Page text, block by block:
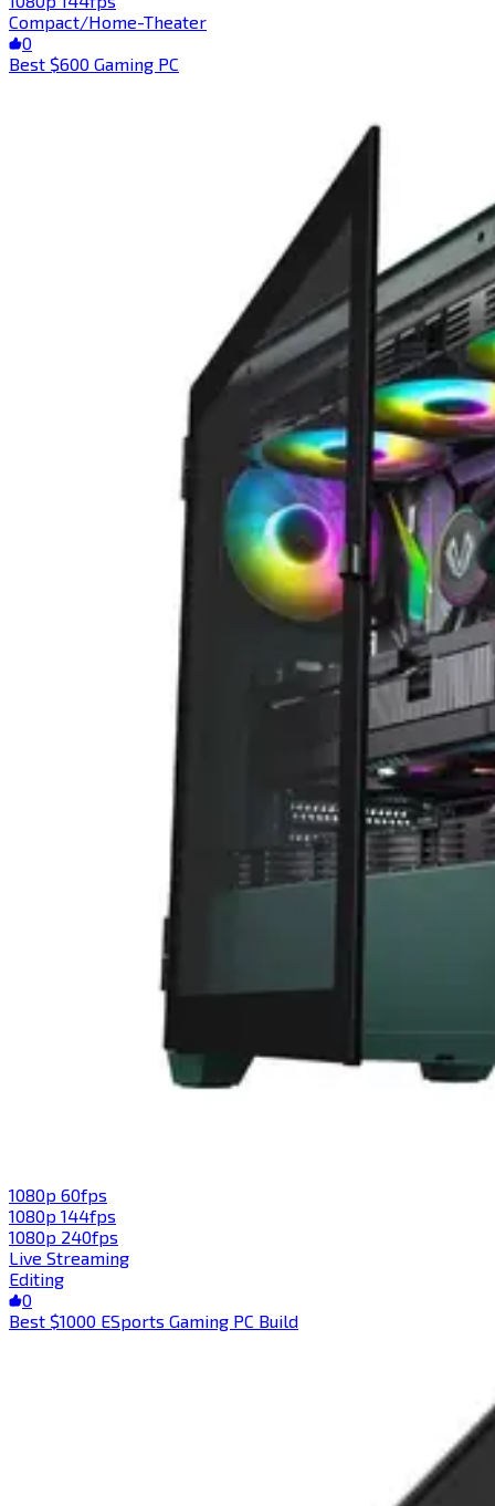
Compact/Home-Theater​​​​‌ ‍ ​‍​‍‌‍ ‌ ​‍‌‍‍‌‌‍‌ ‌‍‍‌‌‍ ‍​‍​‍​ ‍‍​‍​‍‌ ​ ‌‍​‌‌‍ ‍‌‍‍‌‌ ‌​‌ ‍‌​‍ ‍‌‍‍‌‌‍ ​‍​‍​‍ ​​‍​‍‌‍‍​‌ ​‍‌‍‌‌‌‍‌‍​‍​‍​ ‍‍​‍​‍​‍ ‌‍​‌‌‍‌​‌‍ ‌‌‍‍‌‌‍ ‍​‍ ‌‍‍‌‌‍ ‍‌ ‌​‌‍‌‌‌‍ ‍‌ ‌​​‍ ‌‍‌‌‌‍‌​‌‍‍‌‌ ‌​​‍ ‌‍ ‌‌‍ ‌‍‌​‌‍‌‌​ ‌‌ ​​‌ ​‍‌‍‌‌‌ ​ ‌‍‌‌‌‍ ‍‌ ‌​‌‍​‌‌ ‌​‌‍‍‌‌‍ ‌‍ ‍​ ‍ ‌‍‍‌‌‍‌​​ ‌​ ​‌​ ​‌​ ​‍‌‍​‍​ ‍​‌‍​‍‌‍​‍​ ‌​​‍ ‌‌‍​ ​ ​‍‌‍‌‍​ ​​​‍ ‌​ ‌​​ ​‍​ ‌‍‌‍‌‍​‍ ‌‌‍​‍‌‍​ ​ ​ ‌‍​‌​‍ ‌‌‍‌‍​ ​ ‌‍​ ​ ​​‌‍‌‌‌‍​ ​ ​​​ ‌ ‌‍​‍‌‍‌‌‌‍​‌‌‍​‌​ ‍ ‌ ‌​‌ ‍‌‌ ​​‌‍‌‌​ ‌‌ ‌​‌‍​‌‌‍‌ ​ ‍ ‌ ​​‌‍​‌‌ ‌​‌‍‍​​ ‌‌‍ ‍‌‍​‌‌‍ ‌‌‍‌‌​ ‌‍​‍‌‍​‌‌ ​ ‌‍‌‌‌‌‌‌‌ ​‍‌‍ ​​ ‌​‍‌‌​ ​‍‌​‌‍‌‍​‌‌‍‌​‌‍ ‌‌‍‍‌‌‍ ‍​‍‌‍‌‍‍‌‌‍‌​​ ‌​ ​‌​ ​‌​ ​‍‌‍​‍​ ‍​‌‍​‍‌‍​‍​ ‌​​‍ ‌‌‍​ ​ ​‍‌‍‌‍​ ​​​‍ ‌​ ‌​​ ​‍​ ‌‍‌‍‌‍​‍ ‌‌‍​‍‌‍​ ​ ​ ‌‍​‌​‍ ‌‌‍‌‍​ ​ ‌‍​ ​ ​​‌‍‌‌‌‍​ ​ ​​​ ‌ ‌‍​‍‌‍‌‌‌‍​‌‌‍​‌​‍‌‍‌ ‌​‌ ‍‌‌ ​​‌‍‌‌​ ‌‌ ‌​‌‍​‌‌‍‌ ​‍‌‍‌ ​​‌‍​‌‌ ‌​‌‍‍​​ ‌‌‍ ‍‌‍​‌‌‍ ‌‌‍‌‌​‍‌‍‌ ​​‌‍‌‌‌ ​‍‌ ​ ‌ ​​‌‍‌‌‌‍​ ‌ ‌​‌‍‍‌‌ ‌‍‌‍‌‌​ ‌‌ ​​‌ ‌‌‌‍​‍‌‍ ​‌‍‍‌‌ ​ ‌‍‍​‌‍‌‌‌‍‌​​‍​‍‌ ‌
0
Best $600 Gaming PC​​​​‌ ‍ ​‍​‍‌‍ ‌ ​‍‌‍‍‌‌‍‌ ‌‍‍‌‌‍ ‍​‍​‍​ ‍‍​‍​‍‌ ​ ‌‍​‌‌‍ ‍‌‍‍‌‌ ‌​‌ ‍‌​‍ ‍‌‍‍‌‌‍ ​‍​‍​‍ ​​‍​‍‌‍‍​‌ ​‍‌‍‌‌‌‍‌‍​‍​‍​ ‍‍​‍​‍​‍ ‌‍​‌‌‍‌​‌‍ ‌‌‍‍‌‌‍ ‍​‍ ‌‍‍‌‌‍ ‍‌ ‌​‌‍‌‌‌‍ ‍‌ ‌​​‍ ‌‍‌‌‌‍‌​‌‍‍‌‌ ‌​​‍ ‌‍ ‌‌‍ ‌‍‌​‌‍‌‌​ ‌‌ ​​‌ ​‍‌‍‌‌‌ ​ ‌‍‌‌‌‍ ‍‌ ‌​‌‍​‌‌ ‌​‌‍‍‌‌‍ ‌‍ ‍​ ‍ ‌‍‍‌‌‍‌​​ ‌​ ‌​​ ‌ ​ ‌ ‌‍​‌​ ​‌​ ‌‍​ ‌​​ ​ ​‍ ‌​ ‍‌​ ​‍‌‍​‍‌‍‌​​‍ ‌​ ‌​​ ‌‍​ ​​​ ​ ​‍ ‌‌‍​‍​ ‍​​ ​‌​ ‌‍​‍ ‌​ ​‌​ ​‌​ ‌‍‌‍‌​​ ‌‌‌‍‌‍‌‍​ ​ ​‍​ ​ ‌‍‌‍​ ‍​​ ‍‌​ ‍ ‌ ‌​‌ ‍‌‌ ​​‌‍‌‌​ ‌‌‍​‍‌ ‌‌‌‍‍‌‌‍ ​‌‍‌​​ ‍ ‌ ​​‌‍​‌‌ ‌​‌‍‍​​ ‌‌‍‍‌​ ​‌​ ‍​‌‍ ‍‌‌ ‌‍ ‍‌‍​‌‌‍ ‌‌‍‌‌​‍‌‌​ ‌‌‌​​‍‌‌ ‌‍‍ ‌‍‌‌‌ ‍‌​‍‌‌​ ​ ‌​‌​​‍‌‌​ ​ ‌​‌​​‍‌‌​ ​‍​ ​‍‌‍‌‌‌‍ ‍​‍‌‌​ ​‍​ ​‍​‍‌‌​ ‌‌‌​‌​​‍ ‍‌ ‌‍‌‍​‌‌‍ ​‌ ‌‌‌‍‌‌​ ‌‍​‍‌‍​‌‌ ​ ‌‍‌‌‌‌‌‌‌ ​‍‌‍ ​​ ‌​‍‌‌​ ​‍‌​‌‍‌‍​‌‌‍‌​‌‍ ‌‌‍‍‌‌‍ ‍​‍‌‍‌‍‍‌‌‍‌​​ ‌​ ‌​​ ‌ ​ ‌ ‌‍​‌​ ​‌​ ‌‍​ ‌​​ ​ ​‍ ‌​ ‍‌​ ​‍‌‍​‍‌‍‌​​‍ ‌​ ‌​​ ‌‍​ ​​​ ​ ​‍ ‌‌‍​‍​ ‍​​ ​‌​ ‌‍​‍ ‌​ ​‌​ ​‌​ ‌‍‌‍‌​​ ‌‌‌‍‌‍‌‍​ ​ ​‍​ ​ ‌‍‌‍​ ‍​​ ‍‌​‍‌‍‌ ‌​‌ ‍‌‌ ​​‌‍‌‌​ ‌‌‍​‍‌ ‌‌‌‍‍‌‌‍ ​‌‍‌​​‍‌‍‌ ​​‌‍​‌‌ ‌​‌‍‍​​ ‌‌‍‍‌​ ​‌​ ‍​‌‍ ‍‌‌ ‌‍ ‍‌‍​‌‌‍ ‌‌‍‌‌​‍‌‌​ ‌‌‌​​‍‌‌ ‌‍‍ ‌‍‌‌‌ ‍‌​‍‌‌​ ​ ‌​‌​​‍‌‌​ ​ ‌​‌​​‍‌‌​ ​‍​ ​‍‌‍‌‌‌‍ ‍​‍‌‌​ ​‍​ ​‍​‍‌‌​ ‌‌‌​‌​​‍ ‍‌ ‌‍‌‍​‌‌‍ ​‌ ‌‌‌‍‌‌​‍‌‍‌ ​​‌‍‌‌‌ ​‍‌ ​ ‌ ​​‌‍‌‌‌‍​ ‌ ‌​‌‍‍‌‌ ‌‍‌‍‌‌​ ‌‌ ​​‌ ‌‌‌‍​‍‌‍ ​‌‍‍‌‌ ​ ‌‍‍​‌‍‌‌‌‍‌​​‍​‍‌ ‌
1080p 60fps​​​​‌ ‍ ​‍​‍‌‍ ‌ ​‍‌‍‍‌‌‍‌ ‌‍‍‌‌‍ ‍​‍​‍​ ‍‍​‍​‍‌ ​ ‌‍​‌‌‍ ‍‌‍‍‌‌ ‌​‌ ‍‌​‍ ‍‌‍‍‌‌‍ ​‍​‍​‍ ​​‍​‍‌‍‍​‌ ​‍‌‍‌‌‌‍‌‍​‍​‍​ ‍‍​‍​‍​‍ ‌‍​‌‌‍‌​‌‍ ‌‌‍‍‌‌‍ ‍​‍ ‌‍‍‌‌‍ ‍‌ ‌​‌‍‌‌‌‍ ‍‌ ‌​​‍ ‌‍‌‌‌‍‌​‌‍‍‌‌ ‌​​‍ ‌‍ ‌‌‍ ‌‍‌​‌‍‌‌​ ‌‌ ​​‌ ​‍‌‍‌‌‌ ​ ‌‍‌‌‌‍ ‍‌ ‌​‌‍​‌‌ ‌​‌‍‍‌‌‍ ‌‍ ‍​ ‍ ‌‍‍‌‌‍‌​​ ‌‌‍‌‌​ ​‍​ ‌‍​ ‌​‌‍‌‌‌‍​‌​ ‌‍​ ​‍​‍ ‌​ ‌​‌‍‌‍​ ​​‌‍‌‌​‍ ‌​ ‌​‌‍‌‌​ ​​​ ‍‌​‍ ‌​ ‍‌​ ‍‌‌‍​‌​ ‌ ​‍ ‌​ ‌ ‌‍​‌​ ‌‌​ ‌ ​ ‌‍​ ​‌​ ​‍‌‍​‍‌‍​‌​ ​​​ ​​​ ​‌​ ‍ ‌ ‌​‌ ‍‌‌ ​​‌‍‌‌​ ‌‌ ​​‌‍‌‌‌ ​‍‌‍‌‍‌‍ ‌ ​‍‌‍ ‌‌‍​‌‌‍ ‍‌‍​ ‌‍‌‌​ ‍ ‌ ​​‌‍​‌‌ ‌​‌‍‍​​ ‌‌‍ ‍‌‍​‌‌‍ ‌‌‍‌‌​ ‌‍​‍‌‍​‌‌ ​ ‌‍‌‌‌‌‌‌‌ ​‍‌‍ ​​ ‌​‍‌‌​ ​‍‌​‌‍‌‍​‌‌‍‌​‌‍ ‌‌‍‍‌‌‍ ‍​‍‌‍‌‍‍‌‌‍‌​​ ‌‌‍‌‌​ ​‍​ ‌‍​ ‌​‌‍‌‌‌‍​‌​ ‌‍​ ​‍​‍ ‌​ ‌​‌‍‌‍​ ​​‌‍‌‌​‍ ‌​ ‌​‌‍‌‌​ ​​​ ‍‌​‍ ‌​ ‍‌​ ‍‌‌‍​‌​ ‌ ​‍ ‌​ ‌ ‌‍​‌​ ‌‌​ ‌ ​ ‌‍​ ​‌​ ​‍‌‍​‍‌‍​‌​ ​​​ ​​​ ​‌​‍‌‍‌ ‌​‌ ‍‌‌ ​​‌‍‌‌​ ‌‌ ​​‌‍‌‌‌ ​‍‌‍‌‍‌‍ ‌ ​‍‌‍ ‌‌‍​‌‌‍ ‍‌‍​ ‌‍‌‌​‍‌‍‌ ​​‌‍​‌‌ ‌​‌‍‍​​ ‌‌‍ ‍‌‍​‌‌‍ ‌‌‍‌‌​‍‌‍‌ ​​‌‍‌‌‌ ​‍‌ ​ ‌ ​​‌‍‌‌‌‍​ ‌ ‌​‌‍‍‌‌ ‌‍‌‍‌‌​ ‌‌ ​​‌ ‌‌‌‍​‍‌‍ ​‌‍‍‌‌ ​ ‌‍‍​‌‍‌‌‌‍‌​​‍​‍‌ ‌
1080p 144fps​​​​‌ ‍ ​‍​‍‌‍ ‌ ​‍‌‍‍‌‌‍‌ ‌‍‍‌‌‍ ‍​‍​‍​ ‍‍​‍​‍‌ ​ ‌‍​‌‌‍ ‍‌‍‍‌‌ ‌​‌ ‍‌​‍ ‍‌‍‍‌‌‍ ​‍​‍​‍ ​​‍​‍‌‍‍​‌ ​‍‌‍‌‌‌‍‌‍​‍​‍​ ‍‍​‍​‍​‍ ‌‍​‌‌‍‌​‌‍ ‌‌‍‍‌‌‍ ‍​‍ ‌‍‍‌‌‍ ‍‌ ‌​‌‍‌‌‌‍ ‍‌ ‌​​‍ ‌‍‌‌‌‍‌​‌‍‍‌‌ ‌​​‍ ‌‍ ‌‌‍ ‌‍‌​‌‍‌‌​ ‌‌ ​​‌ ​‍‌‍‌‌‌ ​ ‌‍‌‌‌‍ ‍‌ ‌​‌‍​‌‌ ‌​‌‍‍‌‌‍ ‌‍ ‍​ ‍ ‌‍‍‌‌‍‌​​ ‌​ ‍‌​ ​​​ ‌‌​ ‌‌​ ‍​​ ‌‍‌‍‌​​ ‌​​‍ ‌‌‍‌​​ ‍​‌‍‌‌‌‍‌​​‍ ‌​ ‌​​ ​‍‌‍​‌‌‍‌‍​‍ ‌‌‍​‍​ ‌​‌‍‌​‌‍‌‌​‍ ‌‌‍​‍​ ‍​‌‍‌​​ ‌‍‌‍‌‌​ ‌‌​ ​​‌‍​‌​ ​​​ ‍​​ ​ ​ ‌​​ ‍ ‌ ‌​‌ ‍‌‌ ​​‌‍‌‌​ ‌‌ ​​‌‍‌‌‌ ​‍‌‍‌‍‌‍ ‌ ​‍‌‍ ‌‌‍​‌‌‍ ‍‌‍​ ‌‍‌‌​ ‍ ‌ ​​‌‍​‌‌ ‌​‌‍‍​​ ‌‌‍ ‍‌‍​‌‌‍ ‌‌‍‌‌​ ‌‍​‍‌‍​‌‌ ​ ‌‍‌‌‌‌‌‌‌ ​‍‌‍ ​​ ‌​‍‌‌​ ​‍‌​‌‍‌‍​‌‌‍‌​‌‍ ‌‌‍‍‌‌‍ ‍​‍‌‍‌‍‍‌‌‍‌​​ ‌​ ‍‌​ ​​​ ‌‌​ ‌‌​ ‍​​ ‌‍‌‍‌​​ ‌​​‍ ‌‌‍‌​​ ‍​‌‍‌‌‌‍‌​​‍ ‌​ ‌​​ ​‍‌‍​‌‌‍‌‍​‍ ‌‌‍​‍​ ‌​‌‍‌​‌‍‌‌​‍ ‌‌‍​‍​ ‍​‌‍‌​​ ‌‍‌‍‌‌​ ‌‌​ ​​‌‍​‌​ ​​​ ‍​​ ​ ​ ‌​​‍‌‍‌ ‌​‌ ‍‌‌ ​​‌‍‌‌​ ‌‌ ​​‌‍‌‌‌ ​‍‌‍‌‍‌‍ ‌ ​‍‌‍ ‌‌‍​‌‌‍ ‍‌‍​ ‌‍‌‌​‍‌‍‌ ​​‌‍​‌‌ ‌​‌‍‍​​ ‌‌‍ ‍‌‍​‌‌‍ ‌‌‍‌‌​‍‌‍‌ ​​‌‍‌‌‌ ​‍‌ ​ ‌ ​​‌‍‌‌‌‍​ ‌ ‌​‌‍‍‌‌ ‌‍‌‍‌‌​ ‌‌ ​​‌ ‌‌‌‍​‍‌‍ ​‌‍‍‌‌ ​ ‌‍‍​‌‍‌‌‌‍‌​​‍​‍‌ ‌
1080p 240fps​​​​‌ ‍ ​‍​‍‌‍ ‌ ​‍‌‍‍‌‌‍‌ ‌‍‍‌‌‍ ‍​‍​‍​ ‍‍​‍​‍‌ ​ ‌‍​‌‌‍ ‍‌‍‍‌‌ ‌​‌ ‍‌​‍ ‍‌‍‍‌‌‍ ​‍​‍​‍ ​​‍​‍‌‍‍​‌ ​‍‌‍‌‌‌‍‌‍​‍​‍​ ‍‍​‍​‍​‍ ‌‍​‌‌‍‌​‌‍ ‌‌‍‍‌‌‍ ‍​‍ ‌‍‍‌‌‍ ‍‌ ‌​‌‍‌‌‌‍ ‍‌ ‌​​‍ ‌‍‌‌‌‍‌​‌‍‍‌‌ ‌​​‍ ‌‍ ‌‌‍ ‌‍‌​‌‍‌‌​ ‌‌ ​​‌ ​‍‌‍‌‌‌ ​ ‌‍‌‌‌‍ ‍‌ ‌​‌‍​‌‌ ‌​‌‍‍‌‌‍ ‌‍ ‍​ ‍ ‌‍‍‌‌‍‌​​ ‌‌‍​‍​ ​​‌‍‌​‌‍​ ‌‍‌‌‌‍​‍​ ​‌​ ​​​‍ ‌‌‍‌​‌‍‌​​ ​‌​ ​​​‍ ‌​ ‌​‌‍​‌​ ‌ ​ ‌‍​‍ ‌‌‍​‍‌‍‌​‌‍​‍‌‍​‌​‍ ‌​ ​‍‌‍‌‍‌‍​ ​ ​‌​ ​‍​ ‍​​ ‌‌​ ‌ ​ ​ ​ ‌ ​ ​ ‌‍‌‌​ ‍ ‌ ‌​‌ ‍‌‌ ​​‌‍‌‌​ ‌‌ ​​‌‍‌‌‌ ​‍‌‍‌‍‌‍ ‌ ​‍‌‍ ‌‌‍​‌‌‍ ‍‌‍​ ‌‍‌‌​ ‍ ‌ ​​‌‍​‌‌ ‌​‌‍‍​​ ‌‌‍ ‍‌‍​‌‌‍ ‌‌‍‌‌​ ‌‍​‍‌‍​‌‌ ​ ‌‍‌‌‌‌‌‌‌ ​‍‌‍ ​​ ‌​‍‌‌​ ​‍‌​‌‍‌‍​‌‌‍‌​‌‍ ‌‌‍‍‌‌‍ ‍​‍‌‍‌‍‍‌‌‍‌​​ ‌‌‍​‍​ ​​‌‍‌​‌‍​ ‌‍‌‌‌‍​‍​ ​‌​ ​​​‍ ‌‌‍‌​‌‍‌​​ ​‌​ ​​​‍ ‌​ ‌​‌‍​‌​ ‌ ​ ‌‍​‍ ‌‌‍​‍‌‍‌​‌‍​‍‌‍​‌​‍ ‌​ ​‍‌‍‌‍‌‍​ ​ ​‌​ ​‍​ ‍​​ ‌‌​ ‌ ​ ​ ​ ‌ ​ ​ ‌‍‌‌​‍‌‍‌ ‌​‌ ‍‌‌ ​​‌‍‌‌​ ‌‌ ​​‌‍‌‌‌ ​‍‌‍‌‍‌‍ ‌ ​‍‌‍ ‌‌‍​‌‌‍ ‍‌‍​ ‌‍‌‌​‍‌‍‌ ​​‌‍​‌‌ ‌​‌‍‍​​ ‌‌‍ ‍‌‍​‌‌‍ ‌‌‍‌‌​‍‌‍‌ ​​‌‍‌‌‌ ​‍‌ ​ ‌ ​​‌‍‌‌‌‍​ ‌ ‌​‌‍‍‌‌ ‌‍‌‍‌‌​ ‌‌ ​​‌ ‌‌‌‍​‍‌‍ ​‌‍‍‌‌ ​ ‌‍‍​‌‍‌‌‌‍‌​​‍​‍‌ ‌
Live Streaming​​​​‌ ‍ ​‍​‍‌‍ ‌ ​‍‌‍‍‌‌‍‌ ‌‍‍‌‌‍ ‍​‍​‍​ ‍‍​‍​‍‌ ​ ‌‍​‌‌‍ ‍‌‍‍‌‌ ‌​‌ ‍‌​‍ ‍‌‍‍‌‌‍ ​‍​‍​‍ ​​‍​‍‌‍‍​‌ ​‍‌‍‌‌‌‍‌‍​‍​‍​ ‍‍​‍​‍​‍ ‌‍​‌‌‍‌​‌‍ ‌‌‍‍‌‌‍ ‍​‍ ‌‍‍‌‌‍ ‍‌ ‌​‌‍‌‌‌‍ ‍‌ ‌​​‍ ‌‍‌‌‌‍‌​‌‍‍‌‌ ‌​​‍ ‌‍ ‌‌‍ ‌‍‌​‌‍‌‌​ ‌‌ ​​‌ ​‍‌‍‌‌‌ ​ ‌‍‌‌‌‍ ‍‌ ‌​‌‍​‌‌ ‌​‌‍‍‌‌‍ ‌‍ ‍​ ‍ ‌‍‍‌‌‍‌​​ ‌​ ​‌‌‍​‍​ ‌‍‌‍​‌‌‍​ ​ ​‌‌‍​‍​ ​‍​‍ ‌‌‍‌​​ ‌ ​ ‍​​ ‌‍​‍ ‌​ ‌​​ ‍​‌‍‌‌​ ‍‌​‍ ‌‌‍​‍​ ​‌‌‍‌‌‌‍‌​​‍ ‌​ ​​‌‍​‍​ ‍‌​ ‌ ‌‍​‍‌‍‌​​ ‌ ​ ‌ ​ ​‌‌‍‌​​ ​​‌‍‌​​ ‍ ‌ ‌​‌ ‍‌‌ ​​‌‍‌‌​ ‌‌ ‌​‌‍​‌‌‍‌ ​ ‍ ‌ ​​‌‍​‌‌ ‌​‌‍‍​​ ‌‌‍ ‍‌‍​‌‌‍ ‌‌‍‌‌​ ‌‍​‍‌‍​‌‌ ​ ‌‍‌‌‌‌‌‌‌ ​‍‌‍ ​​ ‌​‍‌‌​ ​‍‌​‌‍‌‍​‌‌‍‌​‌‍ ‌‌‍‍‌‌‍ ‍​‍‌‍‌‍‍‌‌‍‌​​ ‌​ ​‌‌‍​‍​ ‌‍‌‍​‌‌‍​ ​ ​‌‌‍​‍​ ​‍​‍ ‌‌‍‌​​ ‌ ​ ‍​​ ‌‍​‍ ‌​ ‌​​ ‍​‌‍‌‌​ ‍‌​‍ ‌‌‍​‍​ ​‌‌‍‌‌‌‍‌​​‍ ‌​ ​​‌‍​‍​ ‍‌​ ‌ ‌‍​‍‌‍‌​​ ‌ ​ ‌ ​ ​‌‌‍‌​​ ​​‌‍‌​​‍‌‍‌ ‌​‌ ‍‌‌ ​​‌‍‌‌​ ‌‌ ‌​‌‍​‌‌‍‌ ​‍‌‍‌ ​​‌‍​‌‌ ‌​‌‍‍​​ ‌‌‍ ‍‌‍​‌‌‍ ‌‌‍‌‌​‍‌‍‌ ​​‌‍‌‌‌ ​‍‌ ​ ‌ ​​‌‍‌‌‌‍​ ‌ ‌​‌‍‍‌‌ ‌‍‌‍‌‌​ ‌‌ ​​‌ ‌‌‌‍​‍‌‍ ​‌‍‍‌‌ ​ ‌‍‍​‌‍‌‌‌‍‌​​‍​‍‌ ‌
Editing​​​​‌ ‍ ​‍​‍‌‍ ‌ ​‍‌‍‍‌‌‍‌ ‌‍‍‌‌‍ ‍​‍​‍​ ‍‍​‍​‍‌ ​ ‌‍​‌‌‍ ‍‌‍‍‌‌ ‌​‌ ‍‌​‍ ‍‌‍‍‌‌‍ ​‍​‍​‍ ​​‍​‍‌‍‍​‌ ​‍‌‍‌‌‌‍‌‍​‍​‍​ ‍‍​‍​‍​‍ ‌‍​‌‌‍‌​‌‍ ‌‌‍‍‌‌‍ ‍​‍ ‌‍‍‌‌‍ ‍‌ ‌​‌‍‌‌‌‍ ‍‌ ‌​​‍ ‌‍‌‌‌‍‌​‌‍‍‌‌ ‌​​‍ ‌‍ ‌‌‍ ‌‍‌​‌‍‌‌​ ‌‌ ​​‌ ​‍‌‍‌‌‌ ​ ‌‍‌‌‌‍ ‍‌ ‌​‌‍​‌‌ ‌​‌‍‍‌‌‍ ‌‍ ‍​ ‍ ‌‍‍‌‌‍‌​​ ‌‌‍‌​​ ‌ ‌‍​‍‌‍‌​​ ​‌‌‍​ ​ ‌‍​ ‌​​‍ ‌​ ​‍​ ‌ ​ ‌​​ ‍‌​‍ ‌​ ‌​​ ​‍​ ​ ​ ‍‌​‍ ‌​ ‍​​ ​​​ ‌​‌‍‌‍​‍ ‌​ ‌‍‌‍‌‍‌‍​ ​ ‌‌​ ‌‌‌‍‌​​ ​‌​ ‌ ‌‍​‍‌‍​‍‌‍‌‌​ ​‌​ ‍ ‌ ‌​‌ ‍‌‌ ​​‌‍‌‌​ ‌‌ ‌​‌‍​‌‌‍‌ ​ ‍ ‌ ​​‌‍​‌‌ ‌​‌‍‍​​ ‌‌‍ ‍‌‍​‌‌‍ ‌‌‍‌‌​ ‌‍​‍‌‍​‌‌ ​ ‌‍‌‌‌‌‌‌‌ ​‍‌‍ ​​ ‌​‍‌‌​ ​‍‌​‌‍‌‍​‌‌‍‌​‌‍ ‌‌‍‍‌‌‍ ‍​‍‌‍‌‍‍‌‌‍‌​​ ‌‌‍‌​​ ‌ ‌‍​‍‌‍‌​​ ​‌‌‍​ ​ ‌‍​ ‌​​‍ ‌​ ​‍​ ‌ ​ ‌​​ ‍‌​‍ ‌​ ‌​​ ​‍​ ​ ​ ‍‌​‍ ‌​ ‍​​ ​​​ ‌​‌‍‌‍​‍ ‌​ ‌‍‌‍‌‍‌‍​ ​ ‌‌​ ‌‌‌‍‌​​ ​‌​ ‌ ‌‍​‍‌‍​‍‌‍‌‌​ ​‌​‍‌‍‌ ‌​‌ ‍‌‌ ​​‌‍‌‌​ ‌‌ ‌​‌‍​‌‌‍‌ ​‍‌‍‌ ​​‌‍​‌‌ ‌​‌‍‍​​ ‌‌‍ ‍‌‍​‌‌‍ ‌‌‍‌‌​‍‌‍‌ ​​‌‍‌‌‌ ​‍‌ ​ ‌ ​​‌‍‌‌‌‍​ ‌ ‌​‌‍‍‌‌ ‌‍‌‍‌‌​ ‌‌ ​​‌ ‌‌‌‍​‍‌‍ ​‌‍‍‌‌ ​ ‌‍‍​‌‍‌‌‌‍‌​​‍​‍‌ ‌
0
Best $1000 ESports Gaming PC Build​​​​‌ ‍ ​‍​‍‌‍ ‌ ​‍‌‍‍‌‌‍‌ ‌‍‍‌‌‍ ‍​‍​‍​ ‍‍​‍​‍‌ ​ ‌‍​‌‌‍ ‍‌‍‍‌‌ ‌​‌ ‍‌​‍ ‍‌‍‍‌‌‍ ​‍​‍​‍ ​​‍​‍‌‍‍​‌ ​‍‌‍‌‌‌‍‌‍​‍​‍​ ‍‍​‍​‍​‍ ‌‍​‌‌‍‌​‌‍ ‌‌‍‍‌‌‍ ‍​‍ ‌‍‍‌‌‍ ‍‌ ‌​‌‍‌‌‌‍ ‍‌ ‌​​‍ ‌‍‌‌‌‍‌​‌‍‍‌‌ ‌​​‍ ‌‍ ‌‌‍ ‌‍‌​‌‍‌‌​ ‌‌ ​​‌ ​‍‌‍‌‌‌ ​ ‌‍‌‌‌‍ ‍‌ ‌​‌‍​‌‌ ‌​‌‍‍‌‌‍ ‌‍ ‍​ ‍ ‌‍‍‌‌‍‌​​ ‌​ ‌‍‌‍​‌​ ‌‍​ ​ ​ ‌​​ ​‍‌‍‌‌​ ​‌​‍ ‌​ ‍​‌‍‌‌​ ‌​​ ​‌​‍ ‌​ ‌​​ ‍‌​ ‌ ​ ​‌​‍ ‌​ ‍​‌‍​‍​ ‌​​ ​‍​‍ ‌‌‍​‍‌‍​‍‌‍‌‍​ ​ ‌‍‌‍​ ‌‍‌‍​‌​ ‍‌‌‍‌​​ ‌‌​ ​ ​ ​​​ ‍ ‌ ‌​‌ ‍‌‌ ​​‌‍‌‌​ ‌‌‍​‍‌ ‌‌‌‍‍‌‌‍ ​‌‍‌​​ ‍ ‌ ​​‌‍​‌‌ ‌​‌‍‍​​ ‌‌‍‍‌​ ​‌​ ‍​‌‍ ‍‌‌ ‌‍ ‍‌‍​‌‌‍ ‌‌‍‌‌​‍‌‌​ ‌‌‌​​‍‌‌ ‌‍‍ ‌‍‌‌‌ ‍‌​‍‌‌​ ​ ‌​‌​​‍‌‌​ ​ ‌​‌​​‍‌‌​ ​‍​ ​‍‌‍‌‌‌‍ ‍​‍‌‌​ ​‍​ ​‍​‍‌‌​ ‌‌‌​‌​​‍ ‍‌ ‌‍‌‍​‌‌‍ ​‌ ‌‌‌‍‌‌​ ‌‍​‍‌‍​‌‌ ​ ‌‍‌‌‌‌‌‌‌ ​‍‌‍ ​​ ‌​‍‌‌​ ​‍‌​‌‍‌‍​‌‌‍‌​‌‍ ‌‌‍‍‌‌‍ ‍​‍‌‍‌‍‍‌‌‍‌​​ ‌​ ‌‍‌‍​‌​ ‌‍​ ​ ​ ‌​​ ​‍‌‍‌‌​ ​‌​‍ ‌​ ‍​‌‍‌‌​ ‌​​ ​‌​‍ ‌​ ‌​​ ‍‌​ ‌ ​ ​‌​‍ ‌​ ‍​‌‍​‍​ ‌​​ ​‍​‍ ‌‌‍​‍‌‍​‍‌‍‌‍​ ​ ‌‍‌‍​ ‌‍‌‍​‌​ ‍‌‌‍‌​​ ‌‌​ ​ ​ ​​​‍‌‍‌ ‌​‌ ‍‌‌ ​​‌‍‌‌​ ‌‌‍​‍‌ ‌‌‌‍‍‌‌‍ ​‌‍‌​​‍‌‍‌ ​​‌‍​‌‌ ‌​‌‍‍​​ ‌‌‍‍‌​ ​‌​ ‍​‌‍ ‍‌‌ ‌‍ ‍‌‍​‌‌‍ ‌‌‍‌‌​‍‌‌​ ‌‌‌​​‍‌‌ ‌‍‍ ‌‍‌‌‌ ‍‌​‍‌‌​ ​ ‌​‌​​‍‌‌​ ​ ‌​‌​​‍‌‌​ ​‍​ ​‍‌‍‌‌‌‍ ‍​‍‌‌​ ​‍​ ​‍​‍‌‌​ ‌‌‌​‌​​‍ ‍‌ ‌‍‌‍​‌‌‍ ​‌ ‌‌‌‍‌‌​‍‌‍‌ ​​‌‍‌‌‌ ​‍‌ ​ ‌ ​​‌‍‌‌‌‍​ ‌ ‌​‌‍‍‌‌ ‌‍‌‍‌‌​ ‌‌ ​​‌ ‌‌‌‍​‍‌‍ ​‌‍‍‌‌ ​ ‌‍‍​‌‍‌‌‌‍‌​​‍​‍‌ ‌